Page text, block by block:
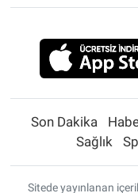
Son Dakika
Sağlık
Sitede yayınlanan